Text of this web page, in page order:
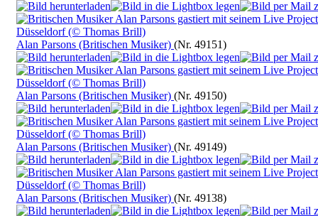
Alan Parsons (Britischen Musiker) (Nr. 49151)
Alan Parsons (Britischen Musiker) (Nr. 49150)
Alan Parsons (Britischen Musiker) (Nr. 49149)
Alan Parsons (Britischen Musiker) (Nr. 49138)